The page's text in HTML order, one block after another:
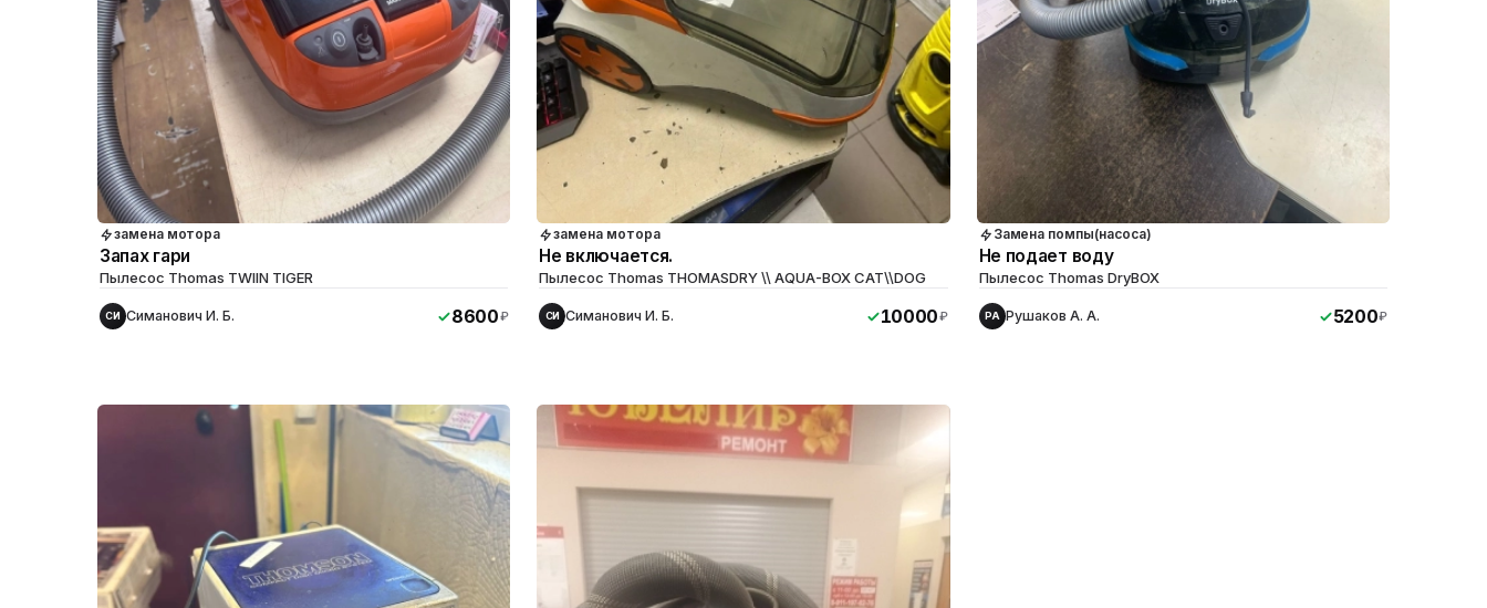
замена мотора
Запах гари
Пылесос Thomas TWIIN TIGER
СИ Симанович И. Б. 8600₽
замена мотора
Не включается.
Пылесос Thomas THOMASDRY \\ AQUA-BOX CAT\\DOG
СИ Симанович И. Б. 10000₽
Замена помпы(насоса)
Не подает воду
Пылесос Thomas DryBOX
РА Рушаков А. А. 5200₽